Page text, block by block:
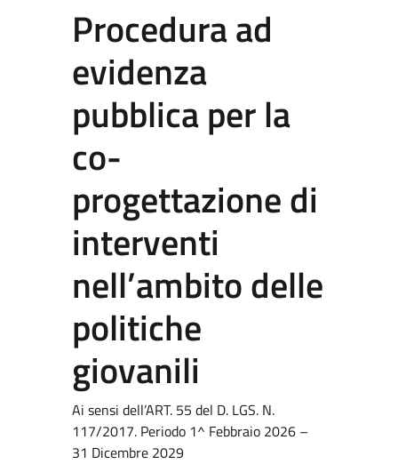
Procedura ad
evidenza
pubblica per la
co-
progettazione di
interventi
nell’ambito delle
politiche
giovanili
Ai sensi dell’ART. 55 del D. LGS. N.
117/2017. Periodo 1^ Febbraio 2026 –
31 Dicembre 2029